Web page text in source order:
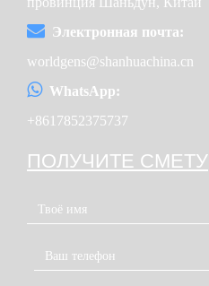
Электронная почта:
worldgens@shanhuachina.cn
WhatsApp:
+8617852375737
ПОЛУЧИТЕ СМЕТУ